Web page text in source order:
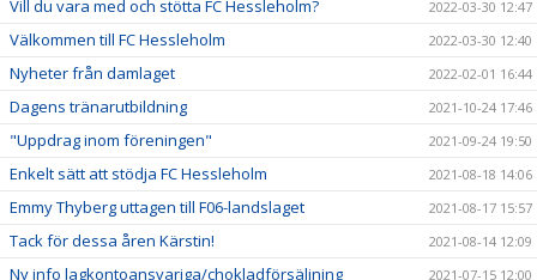
Vill du vara med och stötta FC Hessleholm? 2022-03-30 12:47
Välkommen till FC Hessleholm 2022-03-30 12:40
Nyheter från damlaget 2022-02-01 16:44
Dagens tränarutbildning 2021-10-24 17:46
"Uppdrag inom föreningen" 2021-09-24 19:50
Enkelt sätt att stödja FC Hessleholm 2021-08-18 14:06
Emmy Thyberg uttagen till F06-landslaget 2021-08-17 15:57
Tack för dessa åren Kärstin! 2021-08-14 12:09
Ny info lagkontoansvariga/chokladförsäljning
2021-07-15 12:00